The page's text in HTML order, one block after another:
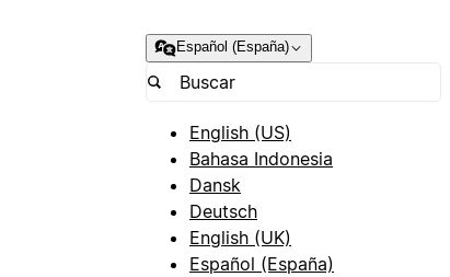
Español (España)
English (US)
Bahasa Indonesia
Dansk
Deutsch
English (UK)
Español (España)